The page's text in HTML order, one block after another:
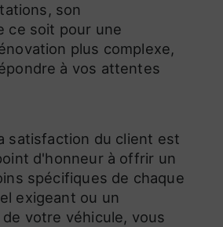
son
ce soit pour une
plus complexe,
à vos attentes
satisfaction du client est
d'honneur à offrir un
spécifiques de chaque
exigeant ou un
votre véhicule, vous